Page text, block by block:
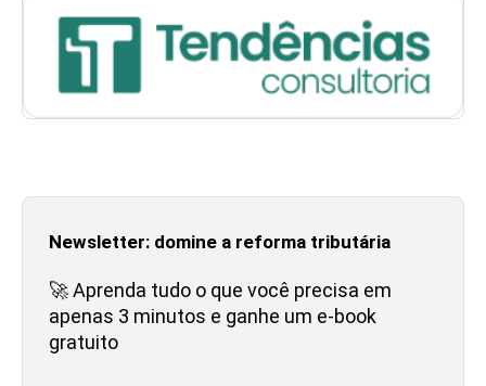
Newsletter: domine a reforma tributária
🚀 Aprenda tudo o que você precisa em
apenas 3 minutos e ganhe um e-book
gratuito